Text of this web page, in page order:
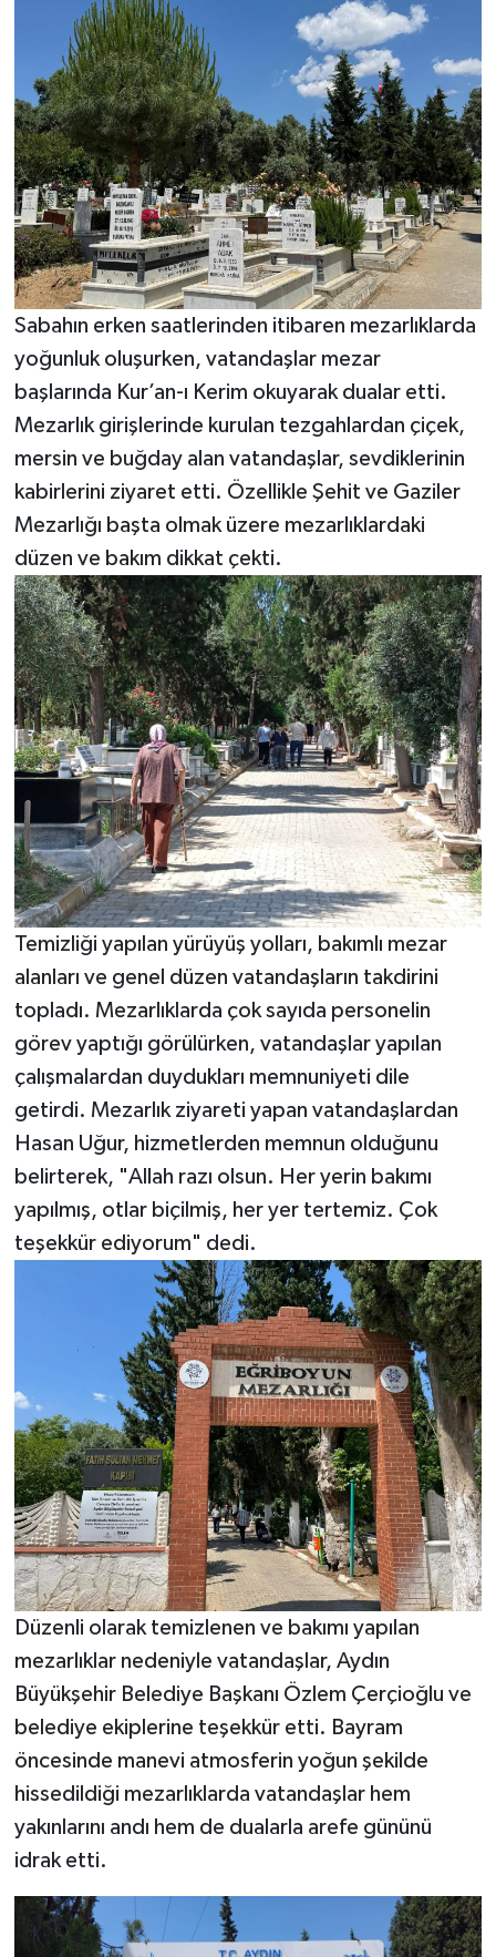
Sabahın erken saatlerinden itibaren mezarlıklarda
yoğunluk oluşurken, vatandaşlar mezar
başlarında Kur’an-ı Kerim okuyarak dualar etti.
Mezarlık girişlerinde kurulan tezgahlardan çiçek,
mersin ve buğday alan vatandaşlar, sevdiklerinin
kabirlerini ziyaret etti. Özellikle Şehit ve Gaziler
Mezarlığı başta olmak üzere mezarlıklardaki
düzen ve bakım dikkat çekti.
Temizliği yapılan yürüyüş yolları, bakımlı mezar
alanları ve genel düzen vatandaşların takdirini
topladı. Mezarlıklarda çok sayıda personelin
görev yaptığı görülürken, vatandaşlar yapılan
çalışmalardan duydukları memnuniyeti dile
getirdi. Mezarlık ziyareti yapan vatandaşlardan
Hasan Uğur, hizmetlerden memnun olduğunu
belirterek, "Allah razı olsun. Her yerin bakımı
yapılmış, otlar biçilmiş, her yer tertemiz. Çok
teşekkür ediyorum" dedi.
Düzenli olarak temizlenen ve bakımı yapılan
mezarlıklar nedeniyle vatandaşlar, Aydın
Büyükşehir Belediye Başkanı Özlem Çerçioğlu ve
belediye ekiplerine teşekkür etti. Bayram
öncesinde manevi atmosferin yoğun şekilde
hissedildiği mezarlıklarda vatandaşlar hem
yakınlarını andı hem de dualarla arefe gününü
idrak etti.